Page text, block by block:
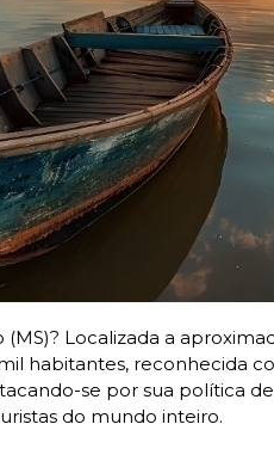
(MS)? Localizada a
habitantes, reconhecida
se por sua política
do mundo inteiro.